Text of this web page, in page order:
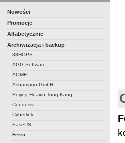
Nowości
Promocje
Alfabetycznie
Archiwizacja i backup
33HOPS
AGG Software
AOMEI
Ashampoo GmbH
Beijing Huaxin Tong Kang
Condusiv
Cyberlink
EaseUS
Ferro